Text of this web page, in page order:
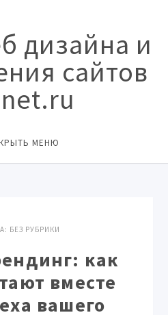
дизайна и
сайтов
МЕНЮ
БЕЗ РУБРИКИ
как
вместе
вашего